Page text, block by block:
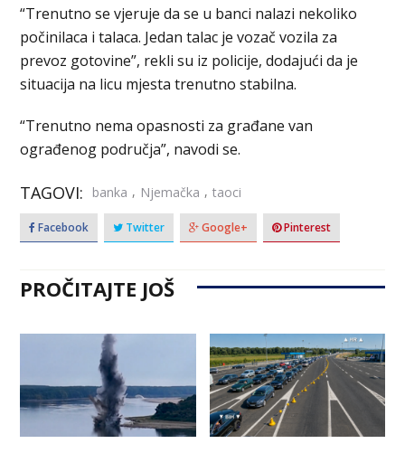
“Trenutno se vjeruje da se u banci nalazi nekoliko
počinilaca i talaca. Jedan talac je vozač vozila za
prevoz gotovine”, rekli su iz policije, dodajući da je
situacija na licu mjesta trenutno stabilna.
“Trenutno nema opasnosti za građane van
ograđenog područja”, navodi se.
TAGOVI: banka , Njemačka , taoci
Facebook Twitter Google+ Pinterest
PROČITAJTE JOŠ